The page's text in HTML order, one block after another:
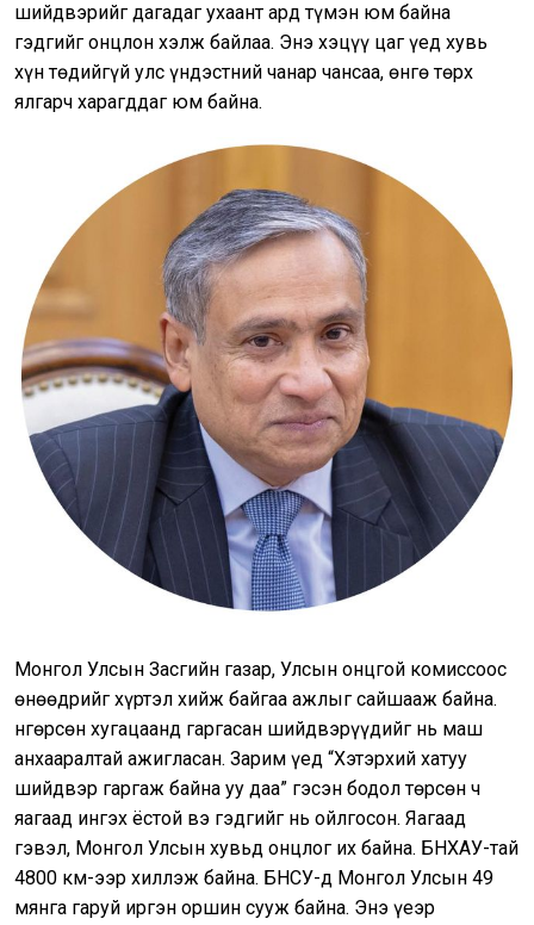
шийдвэрийг дагадаг ухаант ард түмэн юм байна
гэдгийг онцлон хэлж байлаа. Энэ хэцүү цаг үед хувь
хүн төдийгүй улс үндэстний чанар чансаа, өнгө төрх
ялгарч харагддаг юм байна.
Монгол Улсын Засгийн газар, Улсын онцгой комиссоос
өнөөдрийг хүртэл хийж байгаа ажлыг сайшааж байна.
Өнгөрсөн хугацаанд гаргасан шийдвэрүүдийг нь маш
анхааралтай ажигласан. Зарим үед “Хэтэрхий хатуу
шийдвэр гаргаж байна уу даа” гэсэн бодол төрсөн ч
яагаад ингэх ёстой вэ гэдгийг нь ойлгосон. Яагаад
гэвэл, Монгол Улсын хувьд онцлог их байна. БНХАУ-тай
4800 км-ээр хиллэж байна. БНСУ-д Монгол Улсын 49
мянга гаруй иргэн оршин сууж байна. Энэ үеэр